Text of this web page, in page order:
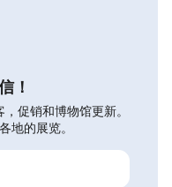
！
促销和博物馆更新。
地的展览。